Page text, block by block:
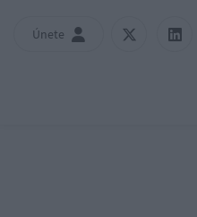
Únete